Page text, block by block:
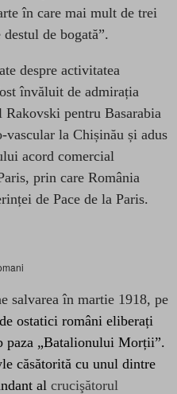
în care mai mult de trei
de bogată”.
despre activitatea
învăluit de admirația
pentru Basarabia
vascular la Chișinău și adus
acord comercial
prin care România
de Pace de la Paris.
salvarea în martie 1918, pe
ostatici români eliberați
paza „Batalionului Morții”.
căsătorită cu unul dintre
al crucişătorul